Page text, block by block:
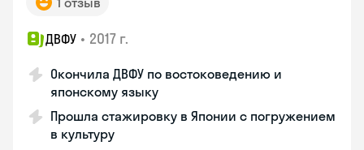
ДВФУ • 2017 г.
Окончила ДВФУ по востоковедению и
японскому языку
Прошла стажировку в Японии с погружением
в культуру